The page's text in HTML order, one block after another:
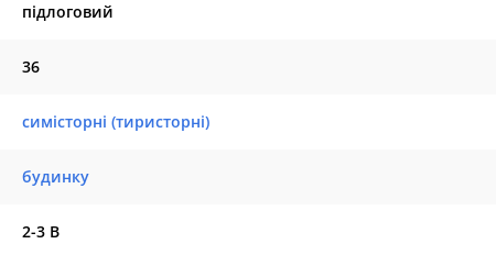
підлоговий
36
симісторні (тиристорні)
будинку
2-3 В